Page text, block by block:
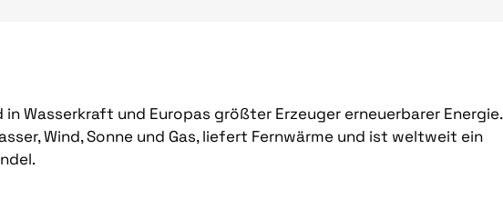
Wasserkraft und Europas größter Erzeuger erneuerbarer Energie.
Wind, Sonne und Gas, liefert Fernwärme und ist weltweit ein